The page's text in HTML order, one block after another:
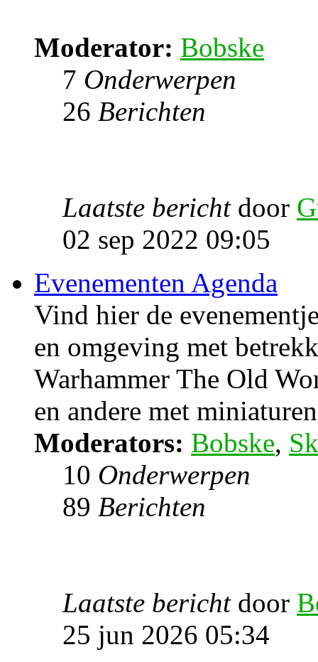
Moderator: Bobske
7 Onderwerpen
26 Berichten
Laatste berichtdoor
02 sep 2022 09:05
Evenementen Agenda
Vind hier de
en omgeving met
Warhammer The Old
en andere met
Moderators: Bobske,
10 Onderwerpen
89 Berichten
Laatste berichtdoor
25 jun 2026 05:34